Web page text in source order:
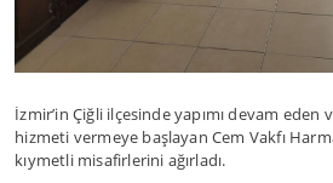
İzmir’in Çiğli ilçesinde yapımı devam eden
hizmeti vermeye başlayan Cem Vakfı
kıymetli misafirlerini ağırladı.